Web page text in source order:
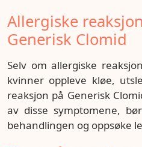
Allergiske
Generisk Clomid
Selv om allergiske
kvinner oppleve kløe,
reaksjon på Generisk
av disse symptomene,
behandlingen og oppsøke